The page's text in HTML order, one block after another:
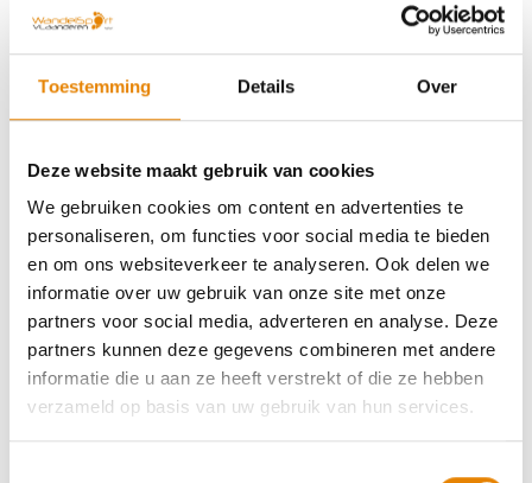
Toestemming Details Over
Deze website maakt gebruik van cookies
We gebruiken cookies om content en advertenties te
personaliseren, om functies voor social media te bieden
en om ons websiteverkeer te analyseren. Ook delen we
informatie over uw gebruik van onze site met onze
partners voor social media, adverteren en analyse. Deze
partners kunnen deze gegevens combineren met andere
informatie die u aan ze heeft verstrekt of die ze hebben
verzameld op basis van uw gebruik van hun services.
1018
't Beerke Beerse vzw
https://wandelsportvlaanderen.be/vind-een-